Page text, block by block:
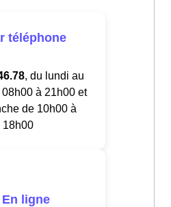
téléphone
, du lundi au
à 21h00 et
de 10h00 à
18h00
En ligne